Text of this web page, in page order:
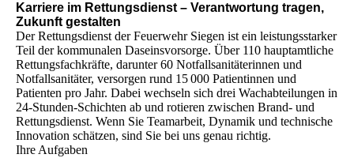
Karriere im Rettungsdienst – Verantwortung tragen,
Zukunft gestalten
Der Rettungsdienst der Feuerwehr Siegen ist ein leistungsstarker
Teil der kommunalen Daseinsvorsorge. Über 110 hauptamtliche
Rettungsfachkräfte, darunter 60 Notfallsanitäterinnen und
Notfallsanitäter, versorgen rund 15 000 Patientinnen und
Patienten pro Jahr. Dabei wechseln sich drei Wachabteilungen in
24‑Stunden‑Schichten ab und rotieren zwischen Brand‑ und
Rettungsdienst. Wenn Sie Teamarbeit, Dynamik und technische
Innovation schätzen, sind Sie bei uns genau richtig.
Ihre Aufgaben